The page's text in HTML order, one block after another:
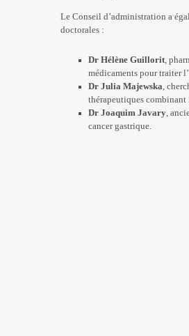
Le Conseil d’administration a
doctorales :
Dr Hélène Guillorit,
médicaments pour traiter
Dr Julia Majewska,
thérapeutiques
Dr Joaquim Javary,
cancer gastrique.